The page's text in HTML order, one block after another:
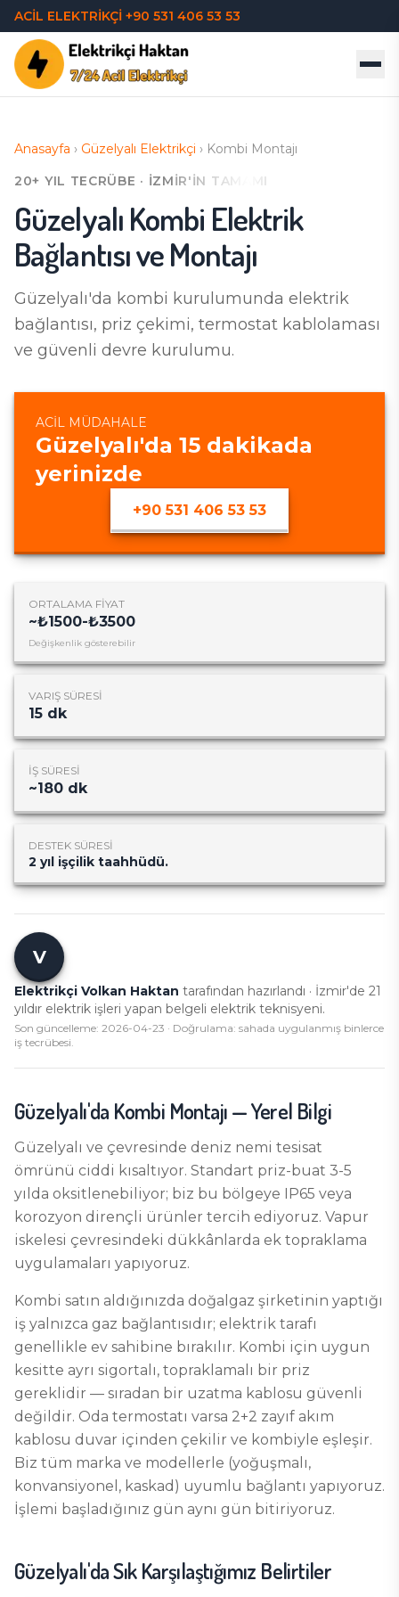
ACİL ELEKTRİKÇİ +90 531 406 53 53
Anasayfa › Güzelyalı Elektrikçi › Kombi Montajı
20+ YIL TECRÜBE · İZMIR'IN TAMAMI
GüzelyalıKombi Elektrik
Bağlantısı ve Montajı
Güzelyalı'da kombi kurulumunda elektrik
bağlantısı, priz çekimi, termostat kablolaması
ve güvenli devre kurulumu.
ACIL MÜDAHALE
Güzelyalı'da 15 dakikada
yerinizde
+90 531 406 53 53
ORTALAMA FIYAT
~₺1500-₺3500
Değişkenlik gösterebilir
VARIŞ SÜRESI
15 dk
İŞ SÜRESI
~180 dk
DESTEK SÜRESI
2 yıl işçilik taahhüdü.
V
Elektrikçi Volkan Haktan tarafından hazırlandı · İzmir'de 21
yıldır elektrik işleri yapan belgeli elektrik teknisyeni.
Son güncelleme: 2026-04-23 · Doğrulama: sahada uygulanmış binlerce
iş tecrübesi.
Güzelyalı'da Kombi Montajı— Yerel Bilgi
Güzelyalı ve çevresinde deniz nemi tesisat
ömrünü ciddi kısaltıyor. Standart priz-buat 3-5
yılda oksitlenebiliyor; biz bu bölgeye IP65 veya
korozyon dirençli ürünler tercih ediyoruz. Vapur
iskelesi çevresindeki dükkânlarda ek topraklama
uygulamaları yapıyoruz.
Kombi satın aldığınızda doğalgaz şirketinin yaptığı
iş yalnızca gaz bağlantısıdır; elektrik tarafı
genellikle ev sahibine bırakılır. Kombi için uygun
kesitte ayrı sigortalı, topraklamalı bir priz
gereklidir — sıradan bir uzatma kablosu güvenli
değildir. Oda termostatı varsa 2+2 zayıf akım
kablosu duvar içinden çekilir ve kombiyle eşleşir.
Biz tüm marka ve modellerle (yoğuşmalı,
konvansiyonel, kaskad) uyumlu bağlantı yapıyoruz.
İşlemi başladığınız gün aynı gün bitiriyoruz.
Güzelyalı'da Sık Karşılaştığımız Belirtiler